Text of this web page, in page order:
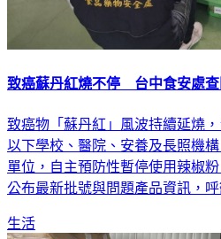
致癌蘇丹紅燒不停 台中食安處查
致癌物「蘇丹紅」風波持續延燒
以下學校、醫院、安養及長照機
單位，自主預防性暫停使用辣椒
公布最新批號與問題產品資訊，
生活